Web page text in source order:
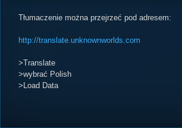
Tłumaczenie można przejrzeć pod adresem:
http://translate.unknownworlds.com
>Translate
>wybrać Polish
>Load Data